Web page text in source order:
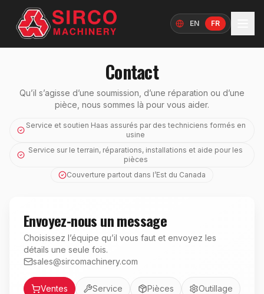
Langue
EN FR
Contact
Qu’il s’agisse d’une soumission, d’une réparation ou d’une
pièce, nous sommes là pour vous aider.
Service et soutien Haas assurés par des techniciens formés en
usine
Service sur le terrain, réparations, installations et aide pour les
pièces
Couverture partout dans l’Est du Canada
Envoyez-nous un message
Choisissez l’équipe qu’il vous faut et envoyez les
détails une seule fois.
sales@sircomachinery.com
Service
Ventes
Service Pièces Outillage